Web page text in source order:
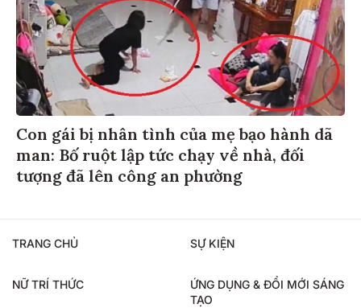
Con gái bị nhân tình của mẹ bạo hành dã
man: Bố ruột lập tức chạy về nhà, đối
tượng đã lên công an phường
TRANG CHỦ SỰ KIỆN
NỮ TRÍ THỨC
ỨNG DỤNG & ĐỔI MỚI SÁNG
TẠO